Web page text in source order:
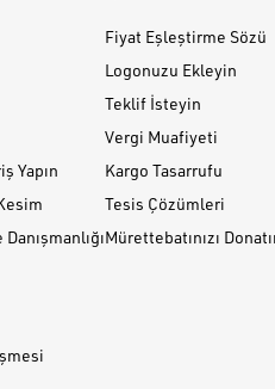
Yapın
Fiyat Eşleştirme Sözü
Logonuzu Ekleyin
Teklif İsteyin
Vergi Muafiyeti
Kargo Tasarrufu
Tesis Çözümleri
Mürettebatınızı